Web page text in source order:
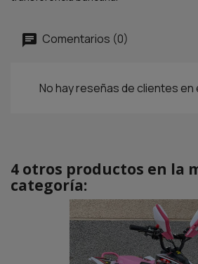
Comentarios (0)
No hay reseñas de clientes
4 otros productos en la
categoría: